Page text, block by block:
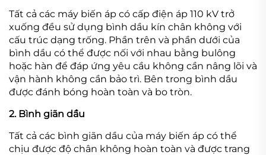
Tất cả các máy biến áp có cấp điện áp 110 kV trở
xuống đều sử dụng bình dầu kín chân không với
cấu trúc dạng trống. Phần trên và phần dưới của
bình dầu có thể được nối với nhau bằng bulông
hoặc hàn để đáp ứng yêu cầu không cần nâng lõi và
vận hành không cần bảo trì. Bên trong bình dầu
được đánh bóng hoàn toàn và bo tròn.
2. Bình giãn dầu
Tất cả các bình giãn dầu của máy biến áp có thể
chịu được độ chân không hoàn toàn và được trang